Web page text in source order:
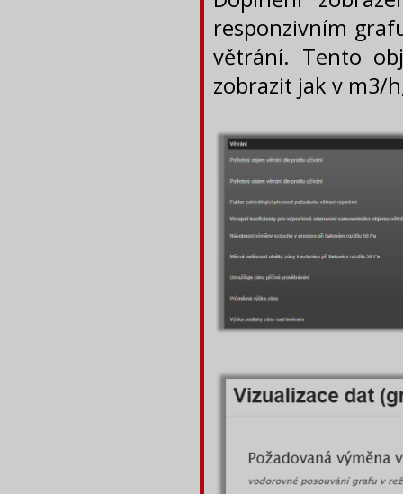
responzivním
větrání. Tento
zobrazit jak v m3/